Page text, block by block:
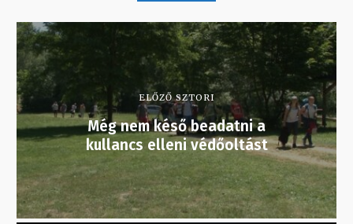
ELŐZŐ SZTORI
Még nem késő beadatni a
kullancs elleni védőoltást